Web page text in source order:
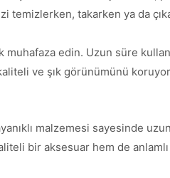
temizlerken, takarken ya da
edin. Uzun süre
ve şık görünümünü
malzemesi sayesinde
bir aksesuar hem de